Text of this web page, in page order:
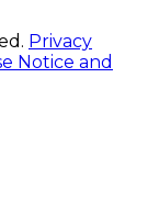
Privacy
Notice and